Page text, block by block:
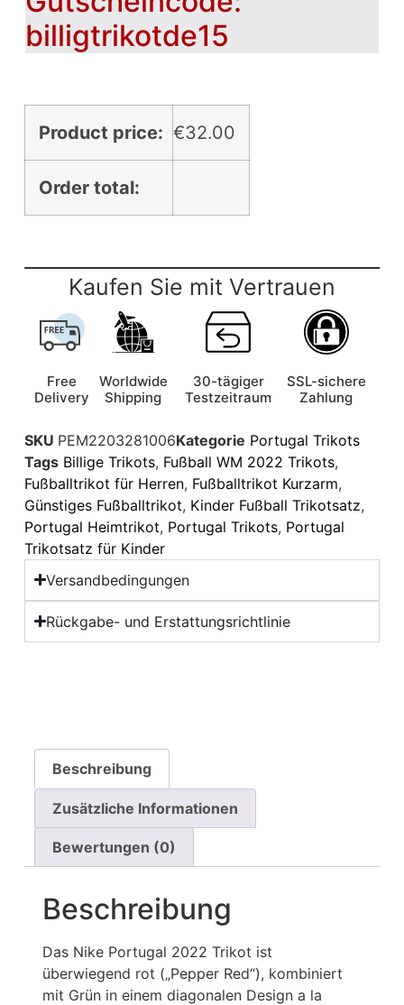
billigtrikotde15
Product price: €32.00
Order total:
Kaufen Sie mit Vertrauen
Free
Delivery
Worldwide
Shipping
30-tägiger
Testzeitraum
SSL-sichere
Zahlung
SKU PEM2203281006Kategorie Portugal Trikots
Tags Billige Trikots, Fußball WM 2022 Trikots,
Fußballtrikot für Herren, Fußballtrikot Kurzarm,
Günstiges Fußballtrikot, Kinder Fußball Trikotsatz,
Portugal Heimtrikot, Portugal Trikots, Portugal
Trikotsatz für Kinder
Versandbedingungen
Rückgabe- und Erstattungsrichtlinie
Beschreibung
Zusätzliche Informationen
Bewertungen (0)
Beschreibung
Das Nike Portugal 2022 Trikot ist
überwiegend rot („Pepper Red“), kombiniert
mit Grün in einem diagonalen Design a la